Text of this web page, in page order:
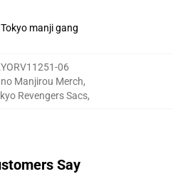
manji gang
06
Manjirou Merch,
Revengers Sacs,
Say